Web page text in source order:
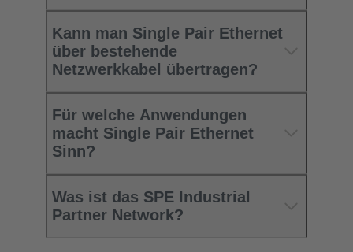
Kann man Single Pair Ethernet
über bestehende
Netzwerkkabel übertragen?
Für welche Anwendungen
macht Single Pair Ethernet
Sinn?
Was ist das SPE Industrial
Partner Network?